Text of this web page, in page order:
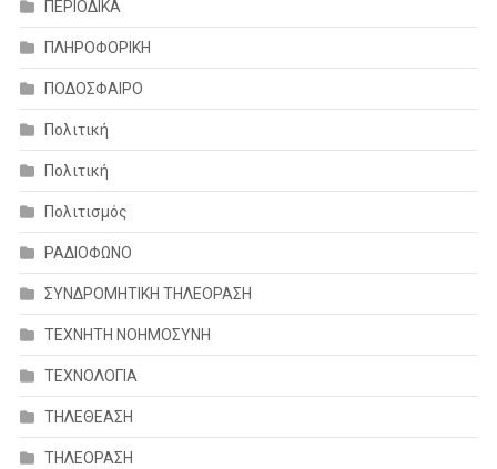
ΠΕΡΙΟΔΙΚΑ
ΠΛΗΡΟΦΟΡΙΚΗ
ΠΟΔΟΣΦΑΙΡΟ
Πολιτική
Πολιτική
Πολιτισμός
ΡΑΔΙΟΦΩΝΟ
ΣΥΝΔΡΟΜΗΤΙΚΗ ΤΗΛΕΟΡΑΣΗ
ΤΕΧΝΗΤΗ ΝΟΗΜΟΣΥΝΗ
ΤΕΧΝΟΛΟΓΙΑ
ΤΗΛΕΘΕΑΣΗ
ΤΗΛΕΟΡΑΣΗ